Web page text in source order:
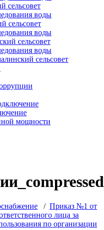
сельсовет
воды
сельсовет
воды
сельсовет
воды
сельсовет
мощности
/ Приказ №1 от
лица за
по организации